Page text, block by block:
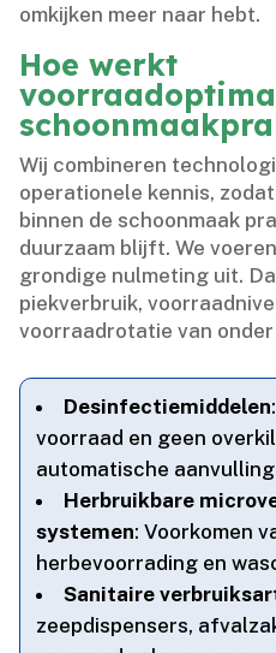
omkijken meer naar hebt.​
Hoe werkt
Wij combineren
operationele kennis,
binnen de schoonmaak
duurzaam blijft.​ We
grondige nulmeting uit.​
piekverbruik,
voorraadrotatie van onder
Desinfectiemiddelen
voorraad en geen
automatische
Herbruikbare
systemen: Voorkomen
herbevoorrading en
Sanitaire
zeepdispensers,